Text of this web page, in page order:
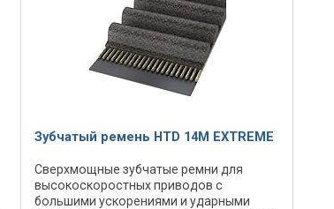
Зубчатый ремень HTD 14M EXTREME
Сверхмощные зубчатые ремни для
высокоскоростных приводов с
большими ускорениями и ударными